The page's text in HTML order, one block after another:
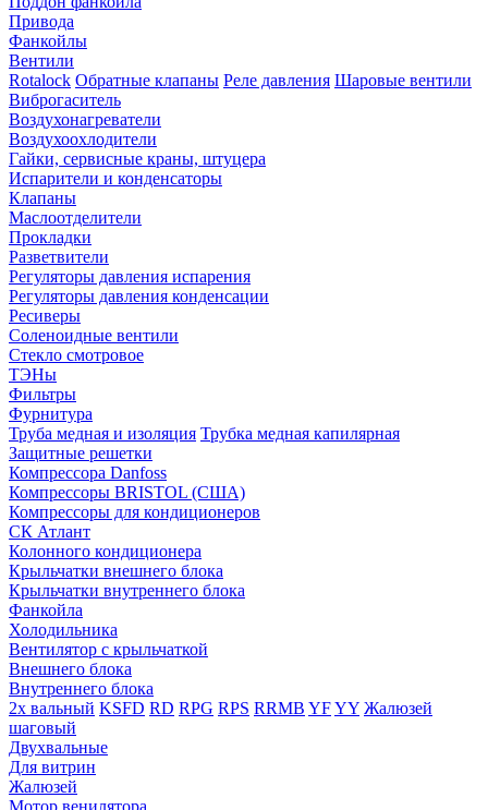
Привода
Фанкойлы
Вентили
Rotalock Обратные клапаны Реле давления Шаровые вентили
Виброгаситель
Воздухонагреватели
Воздухоохлодители
Гайки, сервисные краны, штуцера
Испарители и конденсаторы
Клапаны
Маслоотделители
Прокладки
Разветвители
Регуляторы давления испарения
Регуляторы давления конденсации
Ресиверы
Соленоидные вентили
Стекло смотровое
ТЭНы
Фильтры
Фурнитура
Труба медная и изоляция Трубка медная капилярная
Защитные решетки
Компрессора Danfoss
Компрессоры BRISTOL (США)
Компрессоры для кондиционеров
СК Атлант
Колонного кондиционера
Крыльчатки внешнего блока
Крыльчатки внутреннего блока
Фанкойла
Холодильника
Вентилятор с крыльчаткой
Внешнего блока
Внутреннего блока
2х вальный KSFD RD RPG RPS RRMB YFYY Жалюзей
шаговый
Двухвальные
Для витрин
Жалюзей
Мотор венилятора